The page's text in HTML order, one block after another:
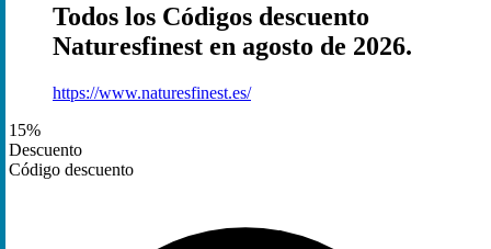
Todos los Códigos descuento
Naturesfinest en agosto de 2026.
https://www.naturesfinest.es/
15%
Descuento
Código descuento